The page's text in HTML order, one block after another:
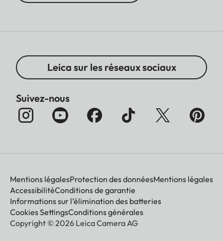
Leica sur les réseaux sociaux
Suivez-nous
Mentions légalesProtection des donnéesMentions légales
AccessibilitéConditions de garantie
Informations sur l’élimination des batteries
Cookies SettingsConditions générales
Copyright © 2026 Leica Camera AG